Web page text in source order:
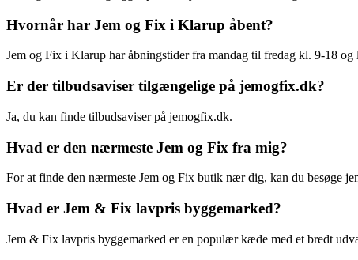
Hvornår har Jem og Fix i Klarup åbent?
Jem og Fix i Klarup har åbningstider fra mandag til fredag kl. 9-18 og
Er der tilbudsaviser tilgængelige på jemogfix.dk?
Ja, du kan finde tilbudsaviser på jemogfix.dk.
Hvad er den nærmeste Jem og Fix fra mig?
For at finde den nærmeste Jem og Fix butik nær dig, kan du besøge
Hvad er Jem & Fix lavpris byggemarked?
Jem & Fix lavpris byggemarked er en populær kæde med et bredt